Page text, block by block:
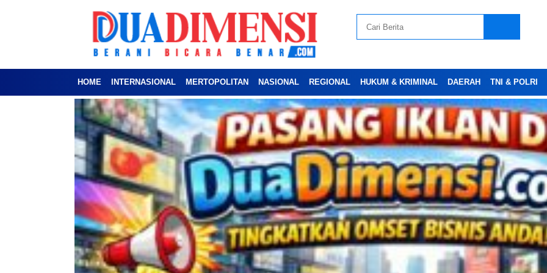
HOME INTERNASIONAL MERTOPOLITAN NASIONAL REGIONAL HUKUM & KRIMINAL DAERAH TNI & POLRI
Advertesment